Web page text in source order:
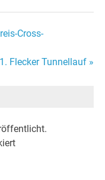
Cross-
Flecker Tunnellauf »